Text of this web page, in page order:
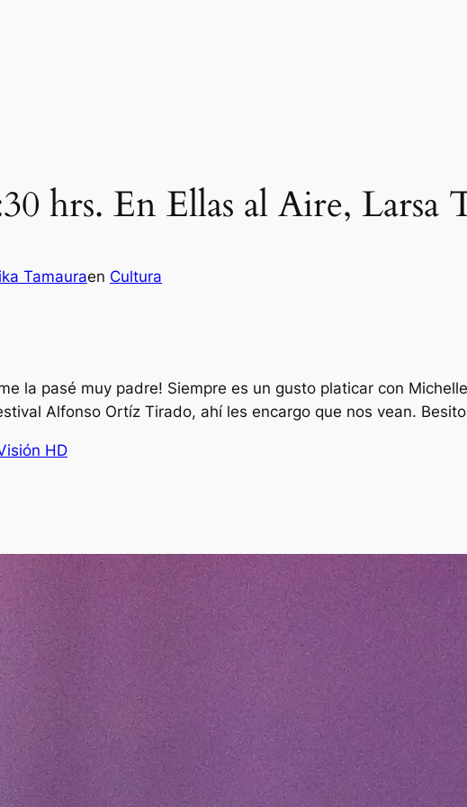
hrs. En Ellas al Aire,
Tamauraen Cultura
la pasé muy padre! Siempre es un gusto platicar con
Alfonso Ortíz Tirado, ahí les encargo que nos vean.
HD